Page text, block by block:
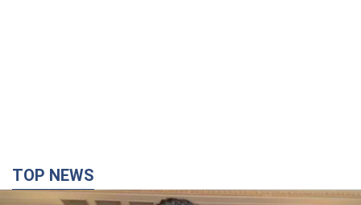
TOP NEWS